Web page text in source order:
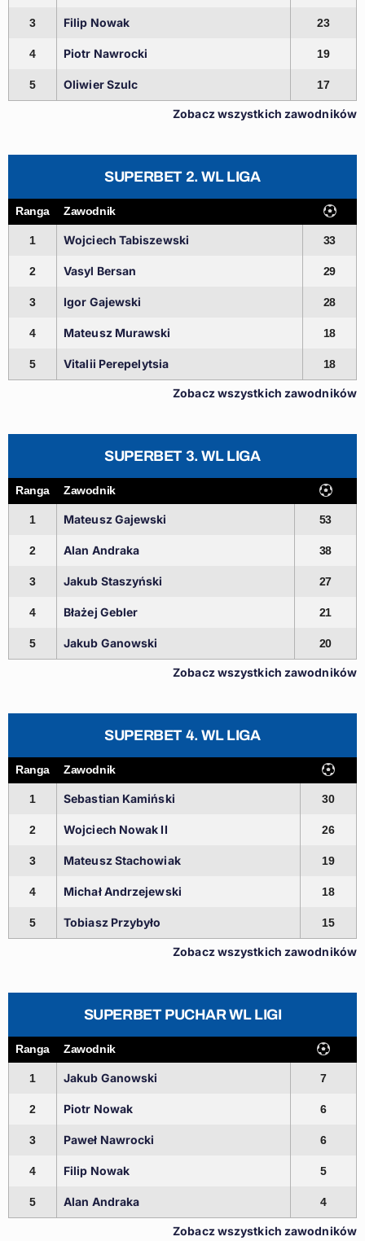
3 Filip Nowak 23
4 Piotr Nawrocki 19
5 Oliwier Szulc 17
Zobacz wszystkich zawodników
SUPERBET 2. WL LIGA
Ranga Zawodnik
1 Wojciech Tabiszewski 33
2 Vasyl Bersan 29
3 Igor Gajewski 28
4 Mateusz Murawski 18
5 Vitalii Perepelytsia 18
Zobacz wszystkich zawodników
SUPERBET 3. WL LIGA
Ranga Zawodnik
1 Mateusz Gajewski 53
2 Alan Andraka 38
3 Jakub Staszyński 27
4 Błażej Gebler 21
5 Jakub Ganowski 20
Zobacz wszystkich zawodników
SUPERBET 4. WL LIGA
Ranga Zawodnik
1 Sebastian Kamiński 30
2 Wojciech Nowak II 26
3 Mateusz Stachowiak 19
4 Michał Andrzejewski 18
5 Tobiasz Przybyło 15
Zobacz wszystkich zawodników
SUPERBET PUCHAR WL LIGI
Ranga Zawodnik
1 Jakub Ganowski 7
2 Piotr Nowak 6
3 Paweł Nawrocki 6
4 Filip Nowak 5
5 Alan Andraka 4
Zobacz wszystkich zawodników